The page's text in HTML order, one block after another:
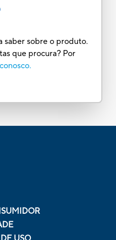
saber sobre o produto.
que procura? Por